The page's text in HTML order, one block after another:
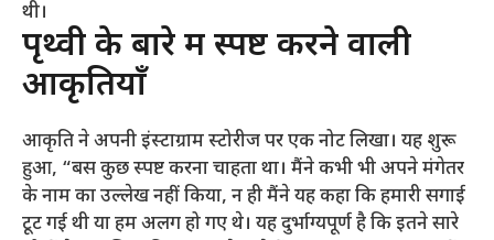
थी।
पृथ्वी के बारे में स्पष्ट करने वाली
आकृतियाँ
आकृति ने अपनी इंस्टाग्राम स्टोरीज पर एक नोट लिखा। यह शुरू
हुआ, “बस कुछ स्पष्ट करना चाहता था। मैंने कभी भी अपने मंगेतर
के नाम का उल्लेख नहीं किया, न ही मैंने यह कहा कि हमारी सगाई
टूट गई थी या हम अलग हो गए थे। यह दुर्भाग्यपूर्ण है कि इतने सारे